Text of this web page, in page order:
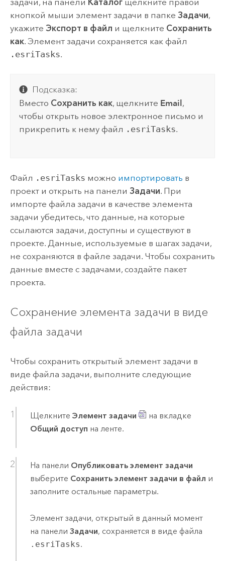
кнопкой мыши элемент задачи в папке Задачи,
укажите Экспорт в файл и щелкните Сохранить
как. Элемент задачи сохраняется как файл
.esriTasks.
Подсказка:
Вместо Сохранить как, щелкните Email ,
чтобы открыть новое электронное письмо и
прикрепить к нему файл .esriTasks.
Файл .esriTasks можно импортировать в
проект и открыть на панели Задачи. При
импорте файла задачи в качестве элемента
задачи убедитесь, что данные, на которые
ссылаются задачи, доступны и существуют в
проекте. Данные, используемые в шагах задачи,
не сохраняются в файле задачи. Чтобы сохранить
данные вместе с задачами, создайте пакет
проекта.
Сохранение элемента задачи в виде
файла задачи
Чтобы сохранить открытый элемент задачи в
виде файла задачи, выполните следующие
действия:
Щелкните Элемент задачи
на вкладке
Общий доступ на ленте.
На панели Опубликовать элемент задачи
выберите Сохранить элемент задачи в файл и
заполните остальные параметры.
Элемент задачи, открытый в данный момент
на панели Задачи, сохраняется в виде файла
.esriTasks.